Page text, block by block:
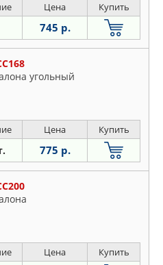
Цена Купить
745 р.
угольный
Цена Купить
775 р.
Цена Купить